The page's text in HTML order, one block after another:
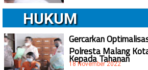
HUKUM
Gercarkan
Polresta Malang
Kepada Tahanan
18 November 2022